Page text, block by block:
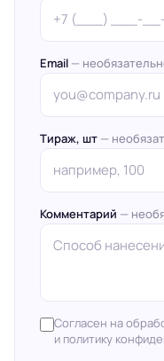
Email —
Тираж, шт —
Комментарий —
Согласен на
и политику